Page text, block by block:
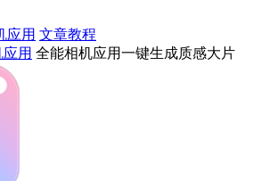
应用 文章教程
用 全能相机应用一键生成质感大片